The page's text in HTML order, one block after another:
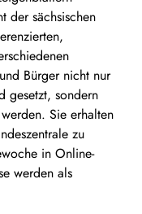
der sächsischen
Bürger nicht nur
gesetzt, sondern
Sie erhalten
zu
in Online-
werden als